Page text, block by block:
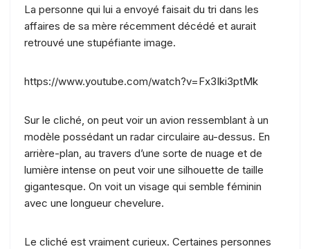
La personne qui lui a envoyé faisait du tri dans les
affaires de sa mère récemment décédé et aurait
retrouvé une stupéfiante image.
https://www.youtube.com/watch?v=Fx3Iki3ptMk
Sur le cliché, on peut voir un avion ressemblant à un
modèle possédant un radar circulaire au-dessus. En
arrière-plan, au travers d’une sorte de nuage et de
lumière intense on peut voir une silhouette de taille
gigantesque. On voit un visage qui semble féminin
avec une longueur chevelure.
Le cliché est vraiment curieux. Certaines personnes